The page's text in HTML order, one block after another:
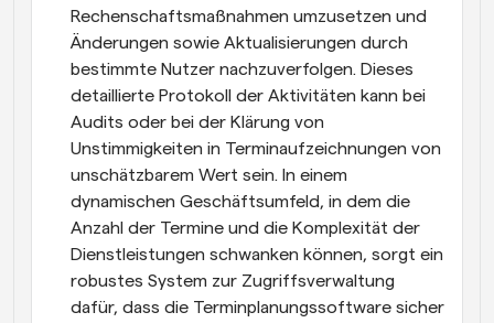
Rechenschaftsmaßnahmen umzusetzen und
Änderungen sowie Aktualisierungen durch
bestimmte Nutzer nachzuverfolgen. Dieses
detaillierte Protokoll der Aktivitäten kann bei
Audits oder bei der Klärung von
Unstimmigkeiten in Terminaufzeichnungen von
unschätzbarem Wert sein. In einem
dynamischen Geschäftsumfeld, in dem die
Anzahl der Termine und die Komplexität der
Dienstleistungen schwanken können, sorgt ein
robustes System zur Zugriffsverwaltung
dafür, dass die Terminplanungssoftware sicher